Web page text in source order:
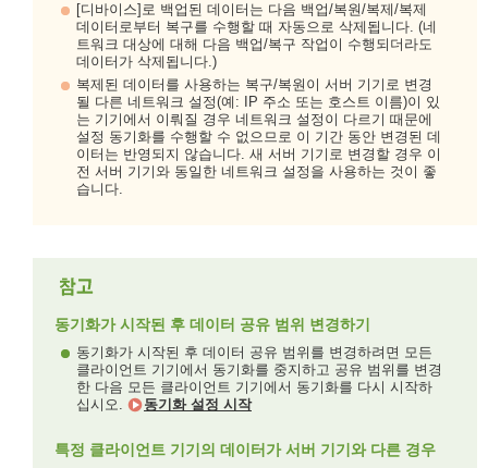
[디바이스]로 백업된 데이터는 다음 백업/복원/복제/복제
데이터로부터 복구를 수행할 때 자동으로 삭제됩니다. (네
트워크 대상에 대해 다음 백업/복구 작업이 수행되더라도
데이터가 삭제됩니다.)
복제된 데이터를 사용하는 복구/복원이 서버 기기로 변경
될 다른 네트워크 설정(예: IP 주소 또는 호스트 이름)이 있
는 기기에서 이뤄질 경우 네트워크 설정이 다르기 때문에
설정 동기화를 수행할 수 없으므로 이 기간 동안 변경된 데
이터는 반영되지 않습니다. 새 서버 기기로 변경할 경우 이
전 서버 기기와 동일한 네트워크 설정을 사용하는 것이 좋
습니다.
동기화가 시작된 후 데이터 공유 범위 변경하기
동기화가 시작된 후 데이터 공유 범위를 변경하려면 모든
클라이언트 기기에서 동기화를 중지하고 공유 범위를 변경
한 다음 모든 클라이언트 기기에서 동기화를 다시 시작하
십시오.
동기화 설정 시작
특정 클라이언트 기기의 데이터가 서버 기기와 다른 경우